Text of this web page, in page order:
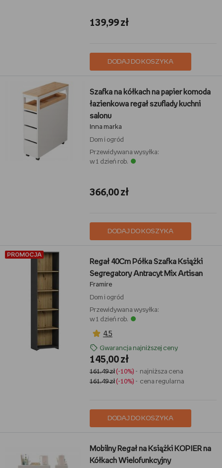
139,99 zł
DODAJ DO KOSZYKA
Szafka na kółkach na papier komoda
łazienkowa regał szuflady kuchni
salonu
Inna marka
Dom i ogród
Przewidywana wysyłka:
w 1 dzień rob.
366,00 zł
DODAJ DO KOSZYKA
PROMOCJA
Regał 40Cm Półka Szafka Książki
Segregatory Antracyt Mix Artisan
Framire
Dom i ogród
Przewidywana wysyłka:
w 1 dzień rob.
4,5
Gwarancja najniższej ceny
145,00 zł
161,49 zł(-10%) - najniższa cena
161,49 zł(-10%) - cena regularna
DODAJ DO KOSZYKA
Mobilny Regał na Książki KOPIER na
Kółkach Wielofunkcyjny